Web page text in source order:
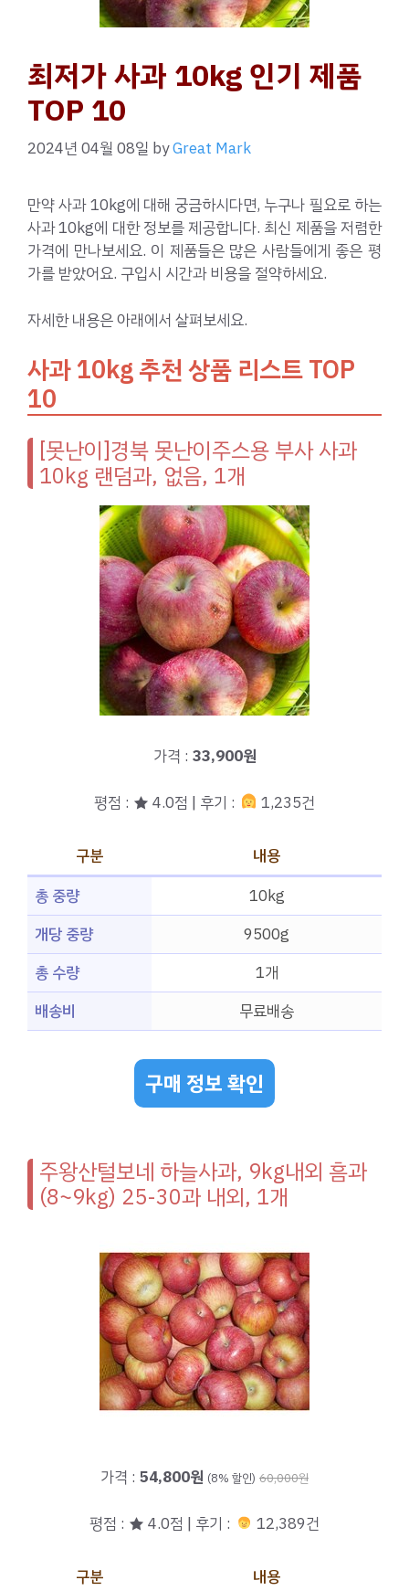
최저가 사과 10kg 인기 제품
TOP 10
2024년 04월 08일 byGreat Mark
만약 사과 10kg에 대해 궁금하시다면, 누구나 필요로 하는
사과 10kg에 대한 정보를 제공합니다. 최신 제품을 저렴한
가격에 만나보세요. 이 제품들은 많은 사람들에게 좋은 평
가를 받았어요. 구입시 시간과 비용을 절약하세요.
자세한 내용은 아래에서 살펴보세요.
사과 10kg 추천 상품 리스트 TOP
10
[못난이]경북 못난이주스용 부사 사과
10kg 랜덤과, 없음, 1개
가격 : 33,900원
평점 : ★ 4.0점 | 후기 : 1,235건
구분
내용
총 중량
10kg
개당 중량
9500g
총 수량
1개
배송비
무료배송
구매 정보 확인
주왕산털보네 하늘사과, 9kg내외 흠과
(8~9kg) 25-30과 내외, 1개
가격 : 54,800원 (8% 할인) 60,000원
평점 : ★ 4.0점 | 후기 : 12,389건
구분
내용